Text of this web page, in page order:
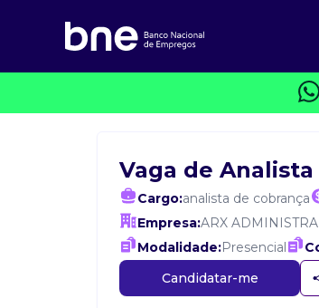
Vaga de
Cargo:analista de cobrança
Empresa:ARX
Modalidade:Presencial
Candidatar-me